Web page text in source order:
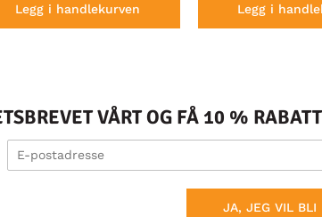
Legg i handlekurven Legg i
VÅRT OG FÅ 10 %
JA, JEG VIL BLI